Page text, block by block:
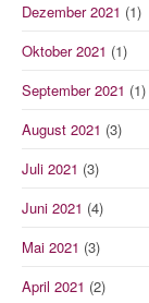
Dezember 2021 (1)
Oktober 2021 (1)
September 2021 (1)
August 2021 (3)
Juli 2021 (3)
Juni 2021 (4)
Mai 2021 (3)
April 2021 (2)